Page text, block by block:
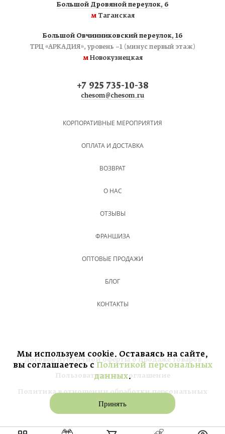
Большой Дровяной переулок, 6
мТаганская
Большой Овчинниковский переулок, 16
ТРЦ «АРКАДИЯ», уровень −1 (минус первый этаж)
мНовокузнецкая
+7 925 735-10-38
chesom@chesom.ru
КОРПОРАТИВНЫЕ МЕРОПРИЯТИЯ
ОПЛАТА И ДОСТАВКА
ВОЗВРАТ
О НАС
ОТЗЫВЫ
ФРАНШИЗА
ОПТОВЫЕ ПРОДАЖИ
БЛОГ
КОНТАКТЫ
Мы используем cookie. Оставаясь на сайте,
вы соглашаетесь с Политикой персональных
данных.
Принять
Договор публичной оферты о продаже товаров
Пользовательское соглашение
Политика в отношении обработки персональных
данных